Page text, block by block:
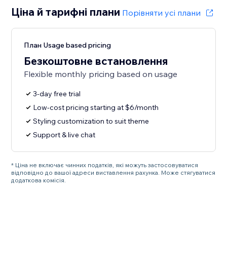
Ціна й тарифні плани Порівняти усі плани
План Usage based pricing
Безкоштовне встановлення
Flexible monthly pricing based on usage
3-day free trial
Low-cost pricing starting at $6/month
Styling customization to suit theme
Support & live chat
* Ціна не включає чинних податків, які можуть застосовуватися
відповідно до вашої адреси виставлення рахунка. Може стягуватися
додаткова комісія.